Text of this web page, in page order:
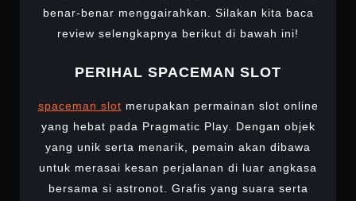
benar-benar menggairahkan. Silakan kita baca
review selengkapnya berikut di bawah ini!
PERIHAL SPACEMAN SLOT
spaceman slot merupakan permainan slot online
yang hebat pada Pragmatic Play. Dengan objek
yang unik serta menarik, pemain akan dibawa
untuk merasai kesan perjalanan di luar angkasa
bersama si astronot. Grafis yang suara serta